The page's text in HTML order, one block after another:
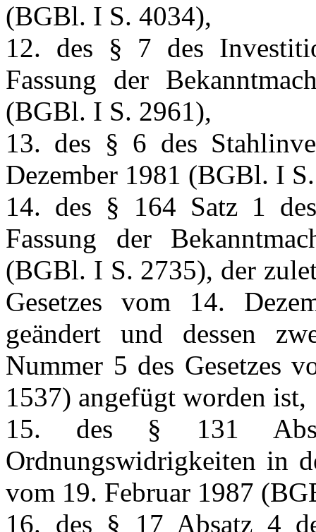
(BGBl. I S. 4034),
12. des § 7 des
Fassung der
(BGBl. I S. 2961),
13. des § 6 des
Dezember 1981 (BGBl. I
14. des § 164 Satz 1 des
Fassung der
(BGBl. I S. 2735), der
Gesetzes vom 14.
geändert und dessen
Nummer 5 des Gesetzes
1537) angefügt worden ist,
15. des § 131
Ordnungswidrigkeiten in
vom 19. Februar 1987
16. des § 17 Absatz 4